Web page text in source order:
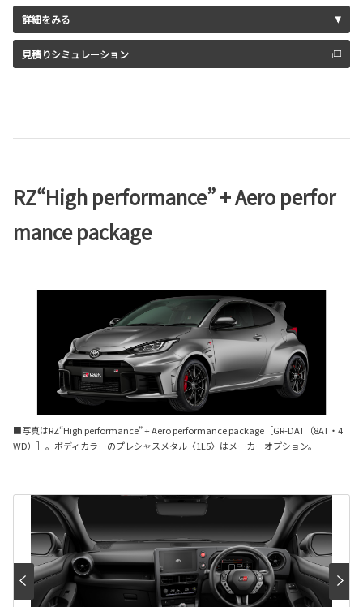
詳細をみる
見積りシミュレーション
RZ“High performance” + Aero perfor
mance package
■写真はRZ“High performance” + Aero performance package［GR-DAT（8AT・4
WD）］。ボディカラーのプレシャスメタル〈1L5〉はメーカーオプション。